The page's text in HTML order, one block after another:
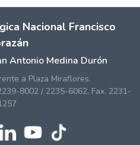
Nacional Francisco
Antonio Medina Durón
a Plaza Miraflores.
8002 / 2235-6062, Fax. 2231-